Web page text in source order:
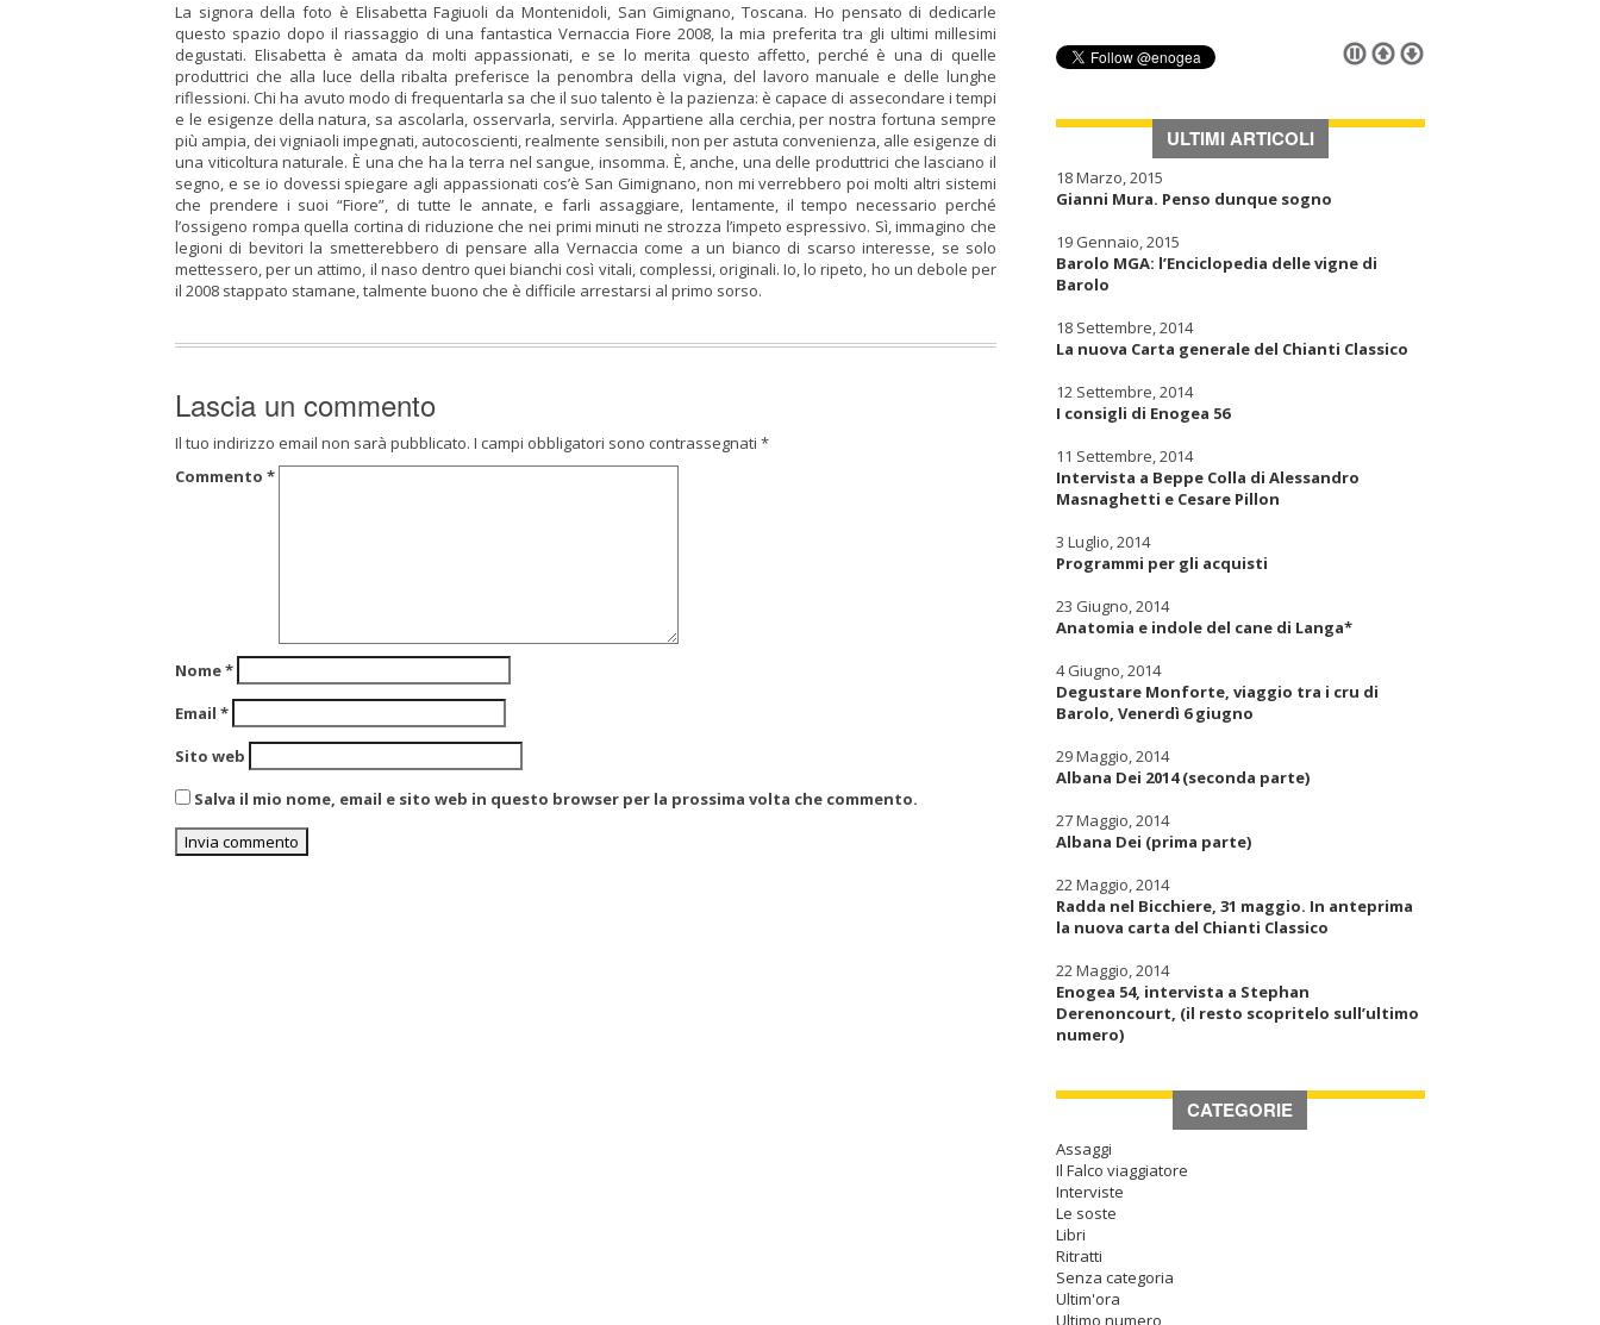
La signora della foto è Elisabetta Fagiuoli da Montenidoli, San Gimignano, Toscana. Ho pensato di dedicarle
questo spazio dopo il riassaggio di una fantastica Vernaccia Fiore 2008, la mia preferita tra gli ultimi millesimi
degustati. Elisabetta è amata da molti appassionati, e se lo merita questo affetto, perché è una di quelle
produttrici che alla luce della ribalta preferisce la penombra della vigna, del lavoro manuale e delle lunghe
riflessioni. Chi ha avuto modo di frequentarla sa che il suo talento è la pazienza: è capace di assecondare i tempi
e le esigenze della natura, sa ascolarla, osservarla, servirla. Appartiene alla cerchia, per nostra fortuna sempre
più ampia, dei vigniaoli impegnati, autocoscienti, realmente sensibili, non per astuta convenienza, alle esigenze di
una viticoltura naturale. È una che ha la terra nel sangue, insomma. È, anche, una delle produttrici che lasciano il
segno, e se io dovessi spiegare agli appassionati cos’è San Gimignano, non mi verrebbero poi molti altri sistemi
che prendere i suoi “Fiore”, di tutte le annate, e farli assaggiare, lentamente, il tempo necessario perché
l’ossigeno rompa quella cortina di riduzione che nei primi minuti ne strozza l’impeto espressivo. Sì, immagino che
legioni di bevitori la smetterebbero di pensare alla Vernaccia come a un bianco di scarso interesse, se solo
mettessero, per un attimo, il naso dentro quei bianchi così vitali, complessi, originali. Io, lo ripeto, ho un debole per
il 2008 stappato stamane, talmente buono che è difficile arrestarsi al primo sorso.
Lascia un commento
Il tuo indirizzo email non sarà pubblicato. I campi obbligatori sono contrassegnati *
Commento *
Nome*
Email *
Sito web
Salva il mio nome, email e sito web in questo browser per la prossima volta che commento.
ULTIMI ARTICOLI
18 Marzo, 2015
Gianni Mura. Penso dunque sogno
19 Gennaio, 2015
Barolo MGA: l’Enciclopedia delle vigne di
Barolo
18 Settembre, 2014
La nuova Carta generale del Chianti Classico
12 Settembre, 2014
I consigli di Enogea 56
11 Settembre, 2014
Intervista a Beppe Colla di Alessandro
Masnaghetti e Cesare Pillon
3 Luglio, 2014
Programmi per gli acquisti
23 Giugno, 2014
Anatomia e indole del cane di Langa*
4 Giugno, 2014
Degustare Monforte, viaggio tra i cru di
Barolo, Venerdì 6 giugno
29 Maggio, 2014
Albana Dei 2014 (seconda parte)
27 Maggio, 2014
Albana Dei (prima parte)
22 Maggio, 2014
Radda nel Bicchiere, 31 maggio. In anteprima
la nuova carta del Chianti Classico
22 Maggio, 2014
Enogea 54, intervista a Stephan
Derenoncourt, (il resto scopritelo sull’ultimo
numero)
CATEGORIE
Assaggi
Il Falco viaggiatore
Interviste
Le soste
Libri
Ritratti
Senza categoria
Ultim'ora
Ultimo numero